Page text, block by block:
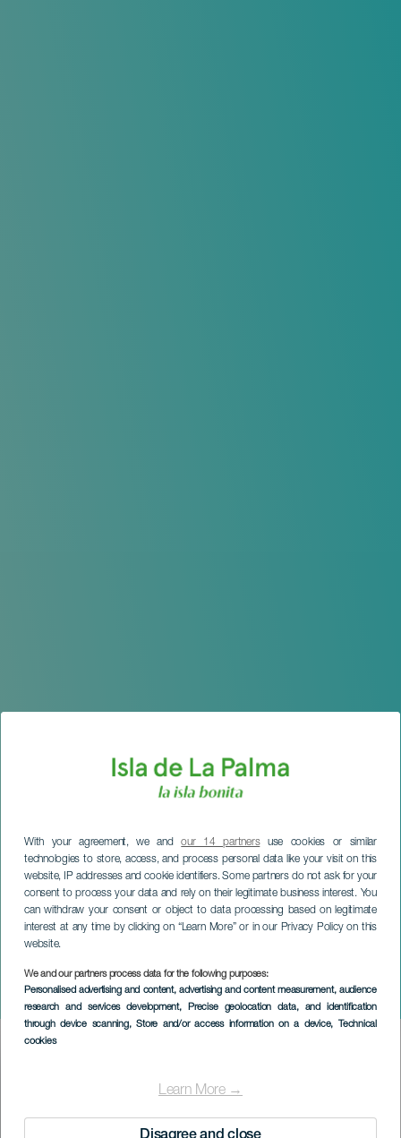
With your agreement, we andour 14 partnersuse cookies or similar
technologies to store, access, and process personal data like your visit on this
website, IP addresses and cookie identifiers. Some partners do not ask for your
consent to process your data and rely on their legitimate business interest. You
can withdraw your consent or object to data processing based on legitimate
interest at any time by clicking on “Learn More” or in our Privacy Policy on this
website.
We and our partners process data for the following purposes:
Personalised advertising and content, advertising and content measurement, audience
research and services development, Precise geolocation data, and identification
through device scanning, Store and/or access information on a device, Technical
cookies
Learn More →
Enduro Puntallana
LA PALMA
Imagen